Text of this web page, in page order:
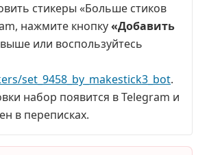
стикеры «Больше стиков
нажмите кнопку«Добавить
выше или воспользуйтесь
set_9458_by_makestick3_bot.
набор появится в Telegram и
в переписках.